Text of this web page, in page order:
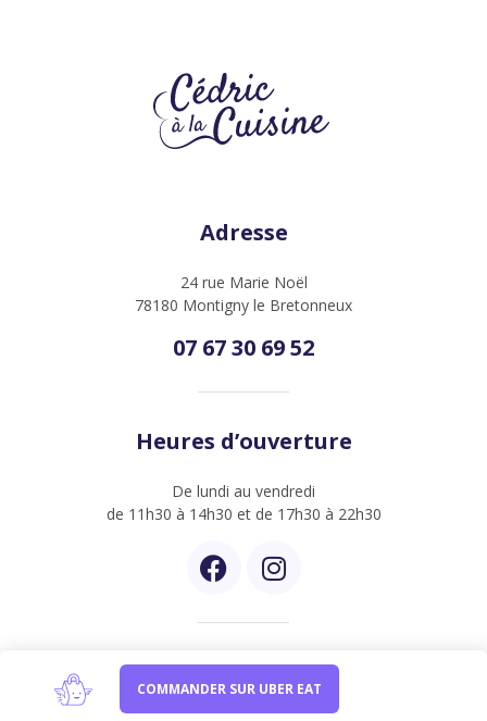
Adresse
24 rue Marie Noël
78180 Montigny le Bretonneux
07 67 30 69 52
Heures d’ouverture
De lundi au vendredi
de 11h30 à 14h30 et de 17h30 à 22h30
Newsletter
COMMANDER SUR UBER EAT